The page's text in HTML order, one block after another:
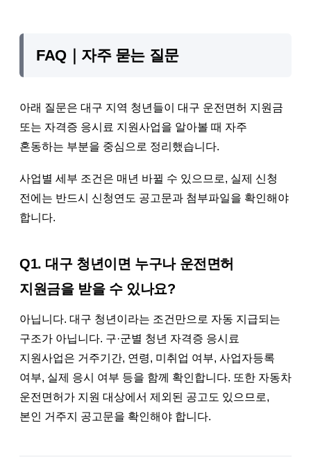
FAQ｜자주 묻는 질문
아래 질문은 대구 지역 청년들이 대구 운전면허 지원금
또는 자격증 응시료 지원사업을 알아볼 때 자주
혼동하는 부분을 중심으로 정리했습니다.
사업별 세부 조건은 매년 바뀔 수 있으므로, 실제 신청
전에는 반드시 신청연도 공고문과 첨부파일을 확인해야
합니다.
Q1. 대구 청년이면 누구나 운전면허
지원금을 받을 수 있나요?
아닙니다. 대구 청년이라는 조건만으로 자동 지급되는
구조가 아닙니다. 구·군별 청년 자격증 응시료
지원사업은 거주기간, 연령, 미취업 여부, 사업자등록
여부, 실제 응시 여부 등을 함께 확인합니다. 또한 자동차
운전면허가 지원 대상에서 제외된 공고도 있으므로,
본인 거주지 공고문을 확인해야 합니다.